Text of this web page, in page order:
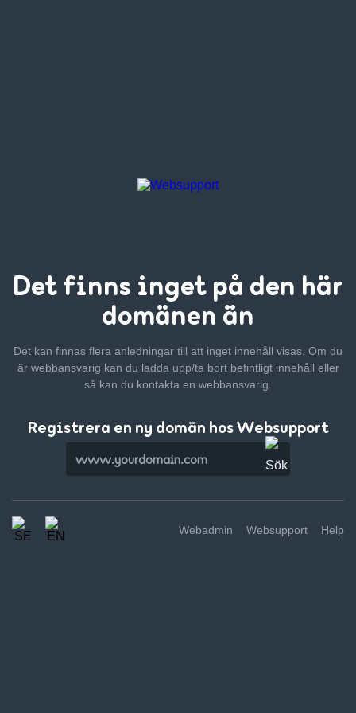
Det finns inget på den här
domänen än
Det kan finnas flera anledningar till att inget innehåll visas. Om du
är webbansvarig kan du ladda upp/ta bort befintligt innehåll eller
så kan du kontakta en webbansvarig.
Registrera en ny domän hos Websupport
Webadmin Websupport Help